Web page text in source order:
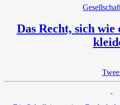
Das Recht, sich wie